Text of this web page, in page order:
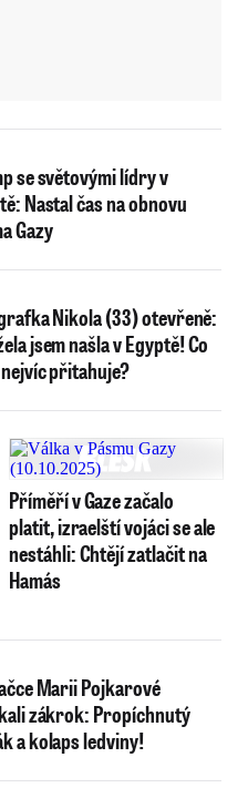
se světovými lídry v
Nastal čas na obnovu
Gazy
Nikola (33) otevřeně:
jsem našla v Egyptě! Co
přitahuje?
Příměří v Gaze začalo
platit, izraelští vojáci se ale
nestáhli: Chtějí zatlačit na
Hamás
Marii Pojkarové
zákrok: Propíchnutý
a kolaps ledviny!